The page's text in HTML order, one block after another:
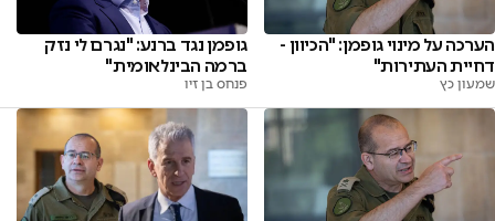
הערכה על מינוי גופמן: "הכיוון -
דחיית העתירות"
שמעון כץ
גופמן נגד ברנע: "נגרם לי נזק
ברמה הבינלאומית"
פנחס בן זיו